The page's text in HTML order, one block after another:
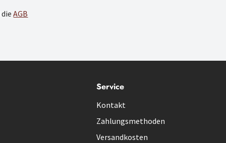
dieAGB
Service
Kontakt
Zahlungsmethoden
Versandkosten